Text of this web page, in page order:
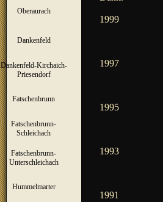
Oberaurach
Dankenfeld
Dankenfeld-Kirchaich-
Priesendorf
Fatschenbrunn
Fatschenbrunn-
Schleichach
Fatschenbrunn-
Unterschleichach
Hummelmarter
1999
1997
1995
1993
1991